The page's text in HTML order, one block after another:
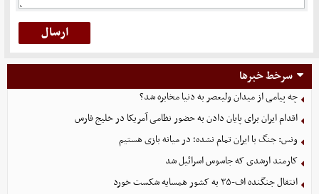
سرخط خبرها
چه پیامی از میدان ولیعصر به دنیا مخابره شد؟
اقدام ایران برای پایان دادن به حضور نظامی آمریکا در خلیج فارس
ونس: جنگ با ایران تمام نشده؛ در میانه بازی هستیم
کارمند ارشدی که جاسوس اسرائیل شد
انتقال جنگنده اف-۳۵ به کشور همسایه شکست خورد